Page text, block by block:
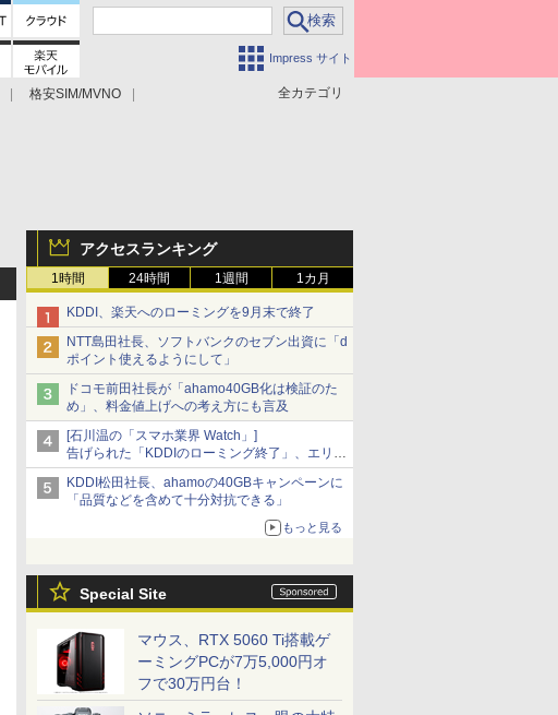
Impress サイト
全カテゴリ
格安SIM/MVNO
アクセスランキング
1時間 24時間 1週間 1カ月
KDDI、楽天へのローミングを9月末で終了
NTT島田社長、ソフトバンクのセブン出資に「d
ポイント使えるようにして」
ドコモ前田社長が「ahamo40GB化は検証のた
め」、料金値上げへの考え方にも言及
[石川温の「スマホ業界 Watch」]
告げられた「KDDIのローミング終了」、エリア
マップの落とし穴と楽天モバイルの課題
KDDI松田社長、ahamoの40GBキャンペーンに
「品質などを含めて十分対抗できる」
もっと見る
Special Site
マウス、RTX 5060 Ti搭載ゲ
ーミングPCが7万5,000円オ
フで30万円台！